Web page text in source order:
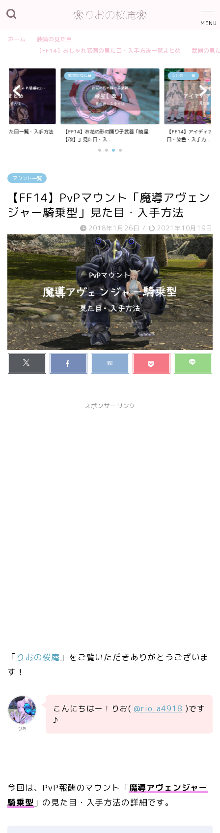
ホーム
装備の見た目
【FF14】おしゃれ装備の見た目・入手方法一覧まとめ
武器の見
見た目一覧・入手方法
武器の見た目
【FF14】お花の形の踊り子武器「暁星
【改】」見た目・入...
まとめ・一覧
【FF14】アイディア
目・染色・入手方...
マウント一覧
【FF14】PvPマウント「魔導アヴェン
ジャー騎乗型」見た目・入手方法
2018年1月26日 / 2021年10月19日
スポンサーリンク
「 りおの桜庵 」をご覧いただきありがとうございま
す！
りお
こんにちはー！りお( @rio_a4918 )です
♪
今回は、PvP報酬のマウント「魔導アヴェンジャー
騎乗型 」の見た目・入手方法の詳細です。